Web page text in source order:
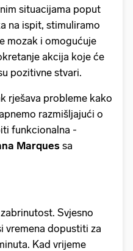
situacijama poput
na ispit, stimuliramo
mozak i omogućuje
akcija koje će
pozitivne stvari.
rješava probleme kako
razmišljajući o
funkcionalna -
Marquessa
Svjesno
vremena dopustiti za
Kad vrijeme